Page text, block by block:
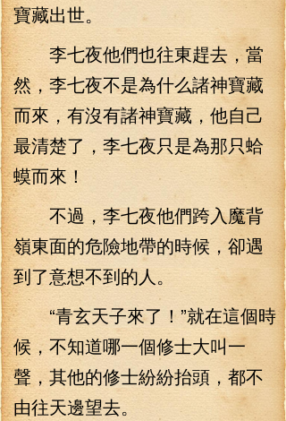
寶藏出世。
李七夜他們也往東趕去，當
然，李七夜不是為什么諸神寶藏
而來，有沒有諸神寶藏，他自己
最清楚了，李七夜只是為那只蛤
蟆而來！
不過，李七夜他們跨入魔背
嶺東面的危險地帶的時候，卻遇
到了意想不到的人。
“青玄天子來了！”就在這個時
候，不知道哪一個修士大叫一
聲，其他的修士紛紛抬頭，都不
由往天邊望去。